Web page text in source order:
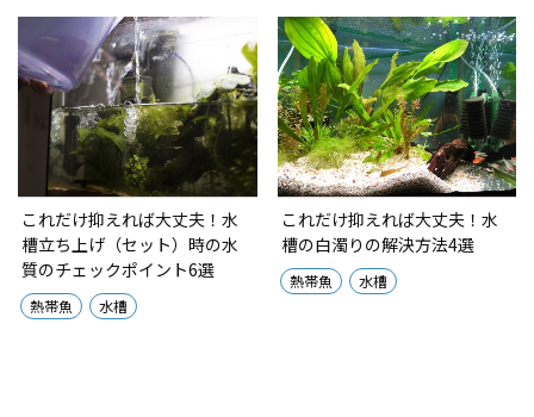
これだけ抑えれば大丈夫！水
槽立ち上げ（セット）時の水
質のチェックポイント6選
熱帯魚 水槽
これだけ抑えれば大丈夫！水
槽の白濁りの解決方法4選
熱帯魚 水槽